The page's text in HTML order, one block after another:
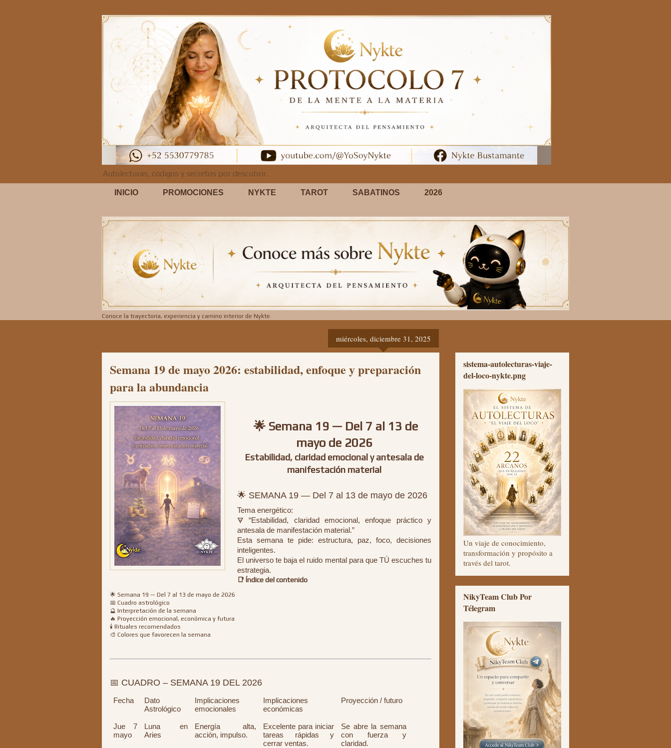
Autolecturas, códigos y secretos por descubrir.
INICIO PROMOCIONES NYKTE TAROT SABATINOS 2026
Conoce la trayectoria, experiencia y camino interior de Nykte.
miércoles, diciembre 31, 2025
Semana 19 de mayo 2026: estabilidad, enfoque y preparación
para la abundancia
🌟 Semana 19 — Del 7 al 13 de
mayo de 2026
Estabilidad, claridad emocional y antesala de
manifestación material
🌟 SEMANA 19 — Del 7 al 13 de mayo de 2026
Tema energético:
🜃 “Estabilidad, claridad emocional, enfoque práctico y
antesala de manifestación material.”
Esta semana te pide: estructura, paz, foco, decisiones
inteligentes.
El universo te baja el ruido mental para que TÚ escuches tu
estrategia.
📑 Índice del contenido
🌟 Semana 19 — Del 7 al 13 de mayo de 2026
📅 Cuadro astrológico
🔮 Interpretación de la semana
🔥 Proyección emocional, económica y futura
🕯 Rituales recomendados
🎨 Colores que favorecen la semana
📅 CUADRO – SEMANA 19 DEL 2026
Fecha
Dato
Astrológico
Implicaciones
emocionales
Implicaciones
económicas
Proyección / futuro
Jue 7
mayo
Luna en
Aries
Energía alta,
acción, impulso.
Excelente para iniciar
tareas rápidas y
cerrar ventas.
Se abre la semana
con fuerza y
claridad.
sistema-autolecturas-viaje-
del-loco-nykte.png
Un viaje de conocimiento,
transformación y propósito a
través del tarot.
NikyTeam Club Por
Télegram